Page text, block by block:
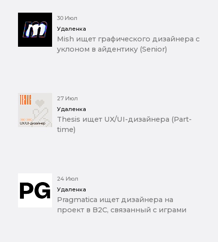
30 Июл
Удаленка
Mish ищет графического дизайнера с
уклоном в айдентику (Senior)
27 Июл
Удаленка
Thesis ищет UX/UI-дизайнера (Part-
time)
24 Июл
Удаленка
Pragmatica ищет дизайнера на
проект в B2C, связанный с играми